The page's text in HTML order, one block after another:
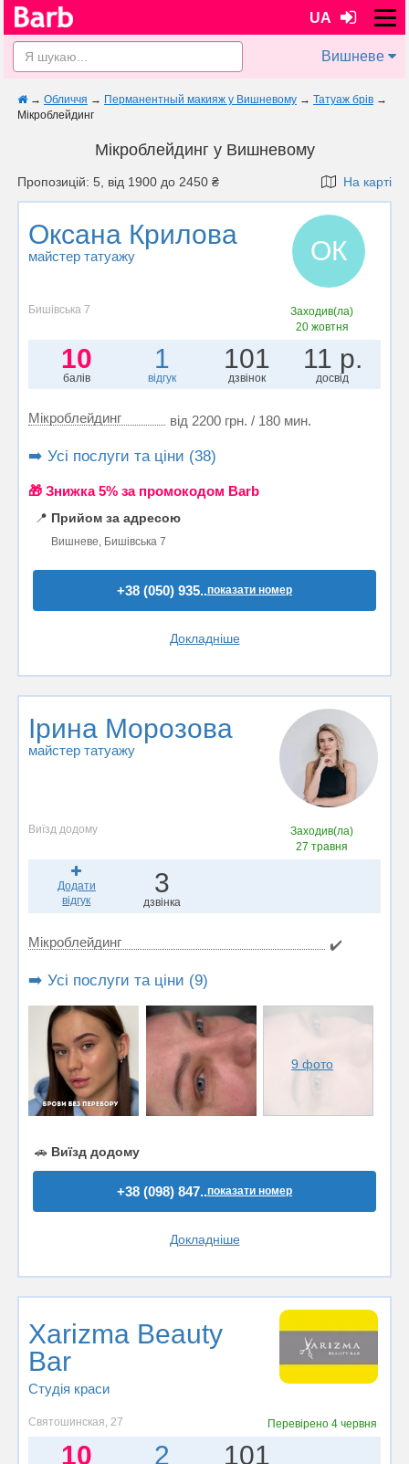
UA
Вишневе
→ Обличчя → Перманентный макияж у Вишневому → Татуаж брів →
Мікроблейдинг
Мікроблейдинг у Вишневому
Пропозицій: 5, від 1900 до 2450 ₴ На карті
Оксана Крилова
майстер татуажу ОК
Бишівська 7
Заходив(ла)
20 жовтня
10
балів
1
відгук
101
дзвінок
11 р.
досвід
Мікроблейдинг від 2200 грн. / 180 мин.
➡️ Усі послуги та ціни (38)
🎁 Знижка 5% за промокодом Barb
📍 Прийом за адресою
Вишневе, Бишівська 7
+38 (050) 935..показати номер
Докладніше
Ірина Морозова
майстер татуажу
Виїзд додому
Заходив(ла)
27 травня
Додати
відгук
3
дзвінка
Мікроблейдинг ✔️
➡️ Усі послуги та ціни (9)
9 фото
🚗 Виїзд додому
+38 (098) 847..показати номер
Докладніше
Xarizma Beauty
Bar
Студія краси
Святошинская, 27 Перевірено 4 червня
10 2 101